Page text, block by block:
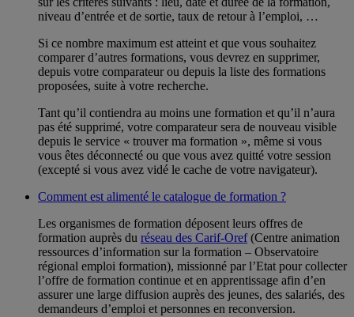
niveau d’entrée et de sortie, taux de retour à l’emploi, …
Si ce nombre maximum est atteint et que vous souhaitez
comparer d’autres formations, vous devrez en supprimer,
depuis votre comparateur ou depuis la liste des formations
proposées, suite à votre recherche.
Tant qu’il contiendra au moins une formation et qu’il n’aura
pas été supprimé, votre comparateur sera de nouveau visible
depuis le service « trouver ma formation », même si vous
vous êtes déconnecté ou que vous avez quitté votre session
(excepté si vous avez vidé le cache de votre navigateur).
Comment est alimenté le catalogue de formation ?
Les organismes de formation déposent leurs offres de
formation auprès du réseau des Carif-Oref(Centre animation
ressources d’information sur la formation – Observatoire
régional emploi formation), missionné par l’Etat pour collecter
l’offre de formation continue et en apprentissage afin d’en
assurer une large diffusion auprès des jeunes, des salariés, des
demandeurs d’emploi et personnes en reconversion.